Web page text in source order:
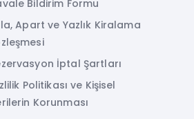
Bildirim Formu
Apart ve Yazlık Kiralama
İptal Şartları
Politikası ve Kişisel
Korunması